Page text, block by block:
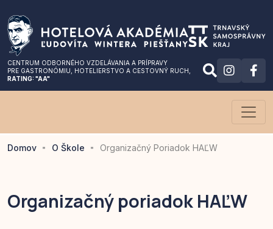
CENTRUM ODBORNÉHO VZDELÁVANIA A PRÍPRAVY
PRE GASTRONÓMIU , HOTELIERSTVO A CESTOVNÝ RUCH,
RATING: "AA"
Domov O Škole Organizačný Poriadok HAĽW
Organizačný poriadok HAĽW